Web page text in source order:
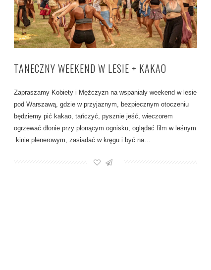
TANECZNY WEEKEND W LESIE + KAKAO
Zapraszamy Kobiety i Mężczyzn na wspaniały weekend w lesie
pod Warszawą, gdzie w przyjaznym, bezpiecznym otoczeniu
będziemy pić kakao, tańczyć, pysznie jeść, wieczorem
ogrzewać dłonie przy płonącym ognisku, oglądać film w leśnym
kinie plenerowym, zasiadać w kręgu i być na…